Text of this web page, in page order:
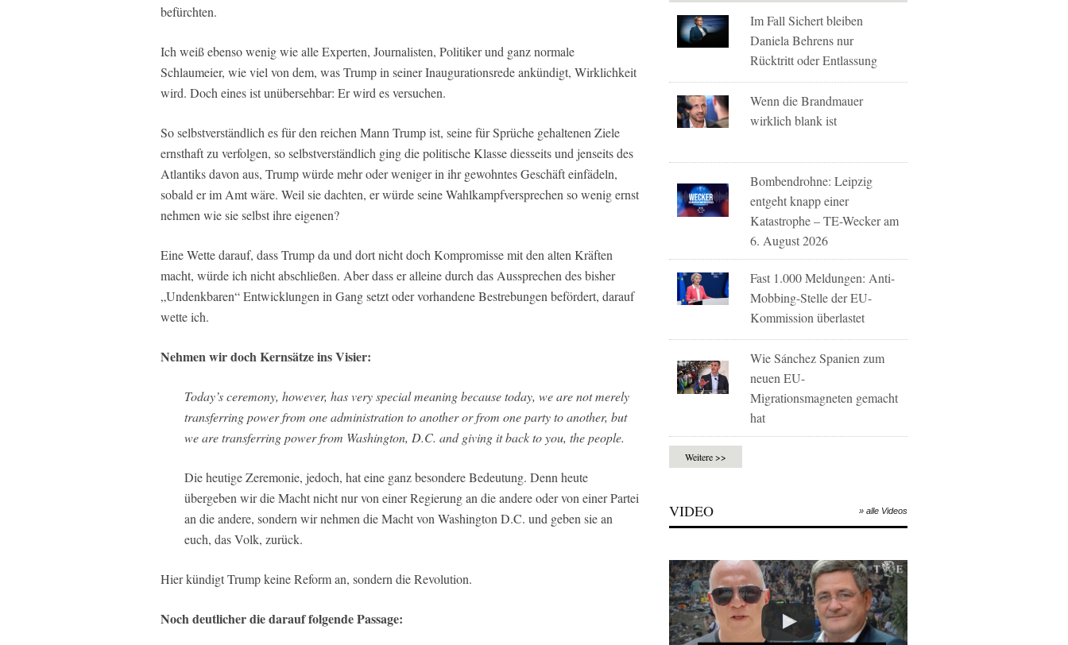
befürchten.
Ich weiß ebenso wenig wie alle Experten, Journalisten, Politiker und ganz normale
Schlaumeier, wie viel von dem, was Trump in seiner Inaugurationsrede ankündigt, Wirklichkeit
wird. Doch eines ist unübersehbar: Er wird es versuchen.
So selbstverständlich es für den reichen Mann Trump ist, seine für Sprüche gehaltenen Ziele
ernsthaft zu verfolgen, so selbstverständlich ging die politische Klasse diesseits und jenseits des
Atlantiks davon aus, Trump würde mehr oder weniger in ihr gewohntes Geschäft einfädeln,
sobald er im Amt wäre. Weil sie dachten, er würde seine Wahlkampfversprechen so wenig ernst
nehmen wie sie selbst ihre eigenen?
Eine Wette darauf, dass Trump da und dort nicht doch Kompromisse mit den alten Kräften
macht, würde ich nicht abschließen. Aber dass er alleine durch das Aussprechen des bisher
„Undenkbaren“ Entwicklungen in Gang setzt oder vorhandene Bestrebungen befördert, darauf
wette ich.
Nehmen wir doch Kernsätze ins Visier:
Today’s ceremony, however, has very special meaning because today, we are not merely
transferring power from one administration to another or from one party to another, but
we are transferring power from Washington, D.C. and giving it back to you, the people.
Die heutige Zeremonie, jedoch, hat eine ganz besondere Bedeutung. Denn heute
übergeben wir die Macht nicht nur von einer Regierung an die andere oder von einer Partei
an die andere, sondern wir nehmen die Macht von Washington D.C. und geben sie an
euch, das Volk, zurück.
Hier kündigt Trump keine Reform an, sondern die Revolution.
Noch deutlicher die darauf folgende Passage:
Im Fall Sichert bleiben
Daniela Behrens nur
Rücktritt oder Entlassung
Wenn die Brandmauer
wirklich blank ist
Bombendrohne: Leipzig
entgeht knapp einer
Katastrophe – TE-Wecker am
6. August 2026
Fast 1.000 Meldungen: Anti-
Mobbing-Stelle der EU-
Kommission überlastet
Wie Sánchez Spanien zum
neuen EU-
Migrationsmagneten gemacht
hat
Weitere >>
VIDEO » alle Videos